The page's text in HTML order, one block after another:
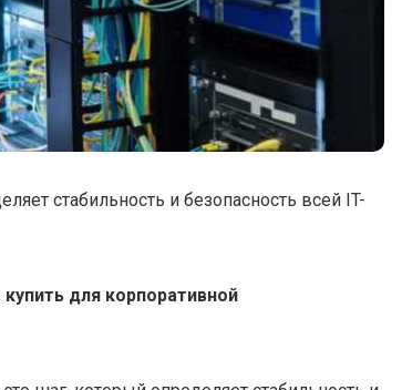
стабильность и безопасность всей IT-
для корпоративной